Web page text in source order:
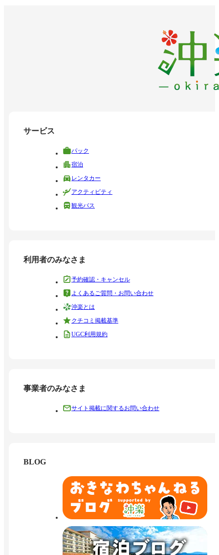
サービス
パック
宿泊
レンタカー
アクティビティ
観光バス
利用者のみなさま
予約確認・キャンセル
よくあるご質問・お問い合わせ
沖楽とは
クチコミ掲載基準
UGC利用規約
事業者のみなさま
サイト掲載に関するお問い合わせ
BLOG